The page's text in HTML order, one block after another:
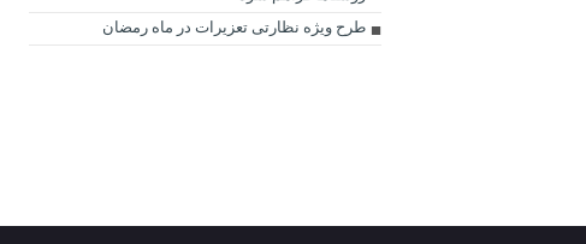
طرح ویژه نظارتی تعزیرات در ماه رمضان